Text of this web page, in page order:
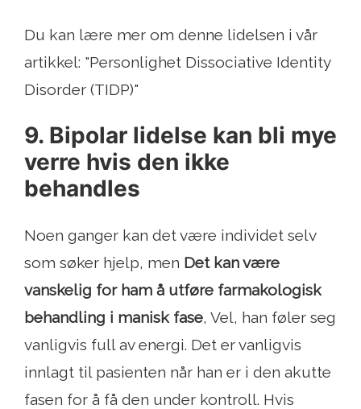
Du kan lære mer om denne lidelsen i vår
artikkel: "Personlighet Dissociative Identity
Disorder (TIDP)"
9. Bipolar lidelse kan bli mye
verre hvis den ikke
behandles
Noen ganger kan det være individet selv
som søker hjelp, men Det kan være
vanskelig for ham å utføre farmakologisk
behandling i manisk fase, Vel, han føler seg
vanligvis full av energi. Det er vanligvis
innlagt til pasienten når han er i den akutte
fasen for å få den under kontroll. Hvis